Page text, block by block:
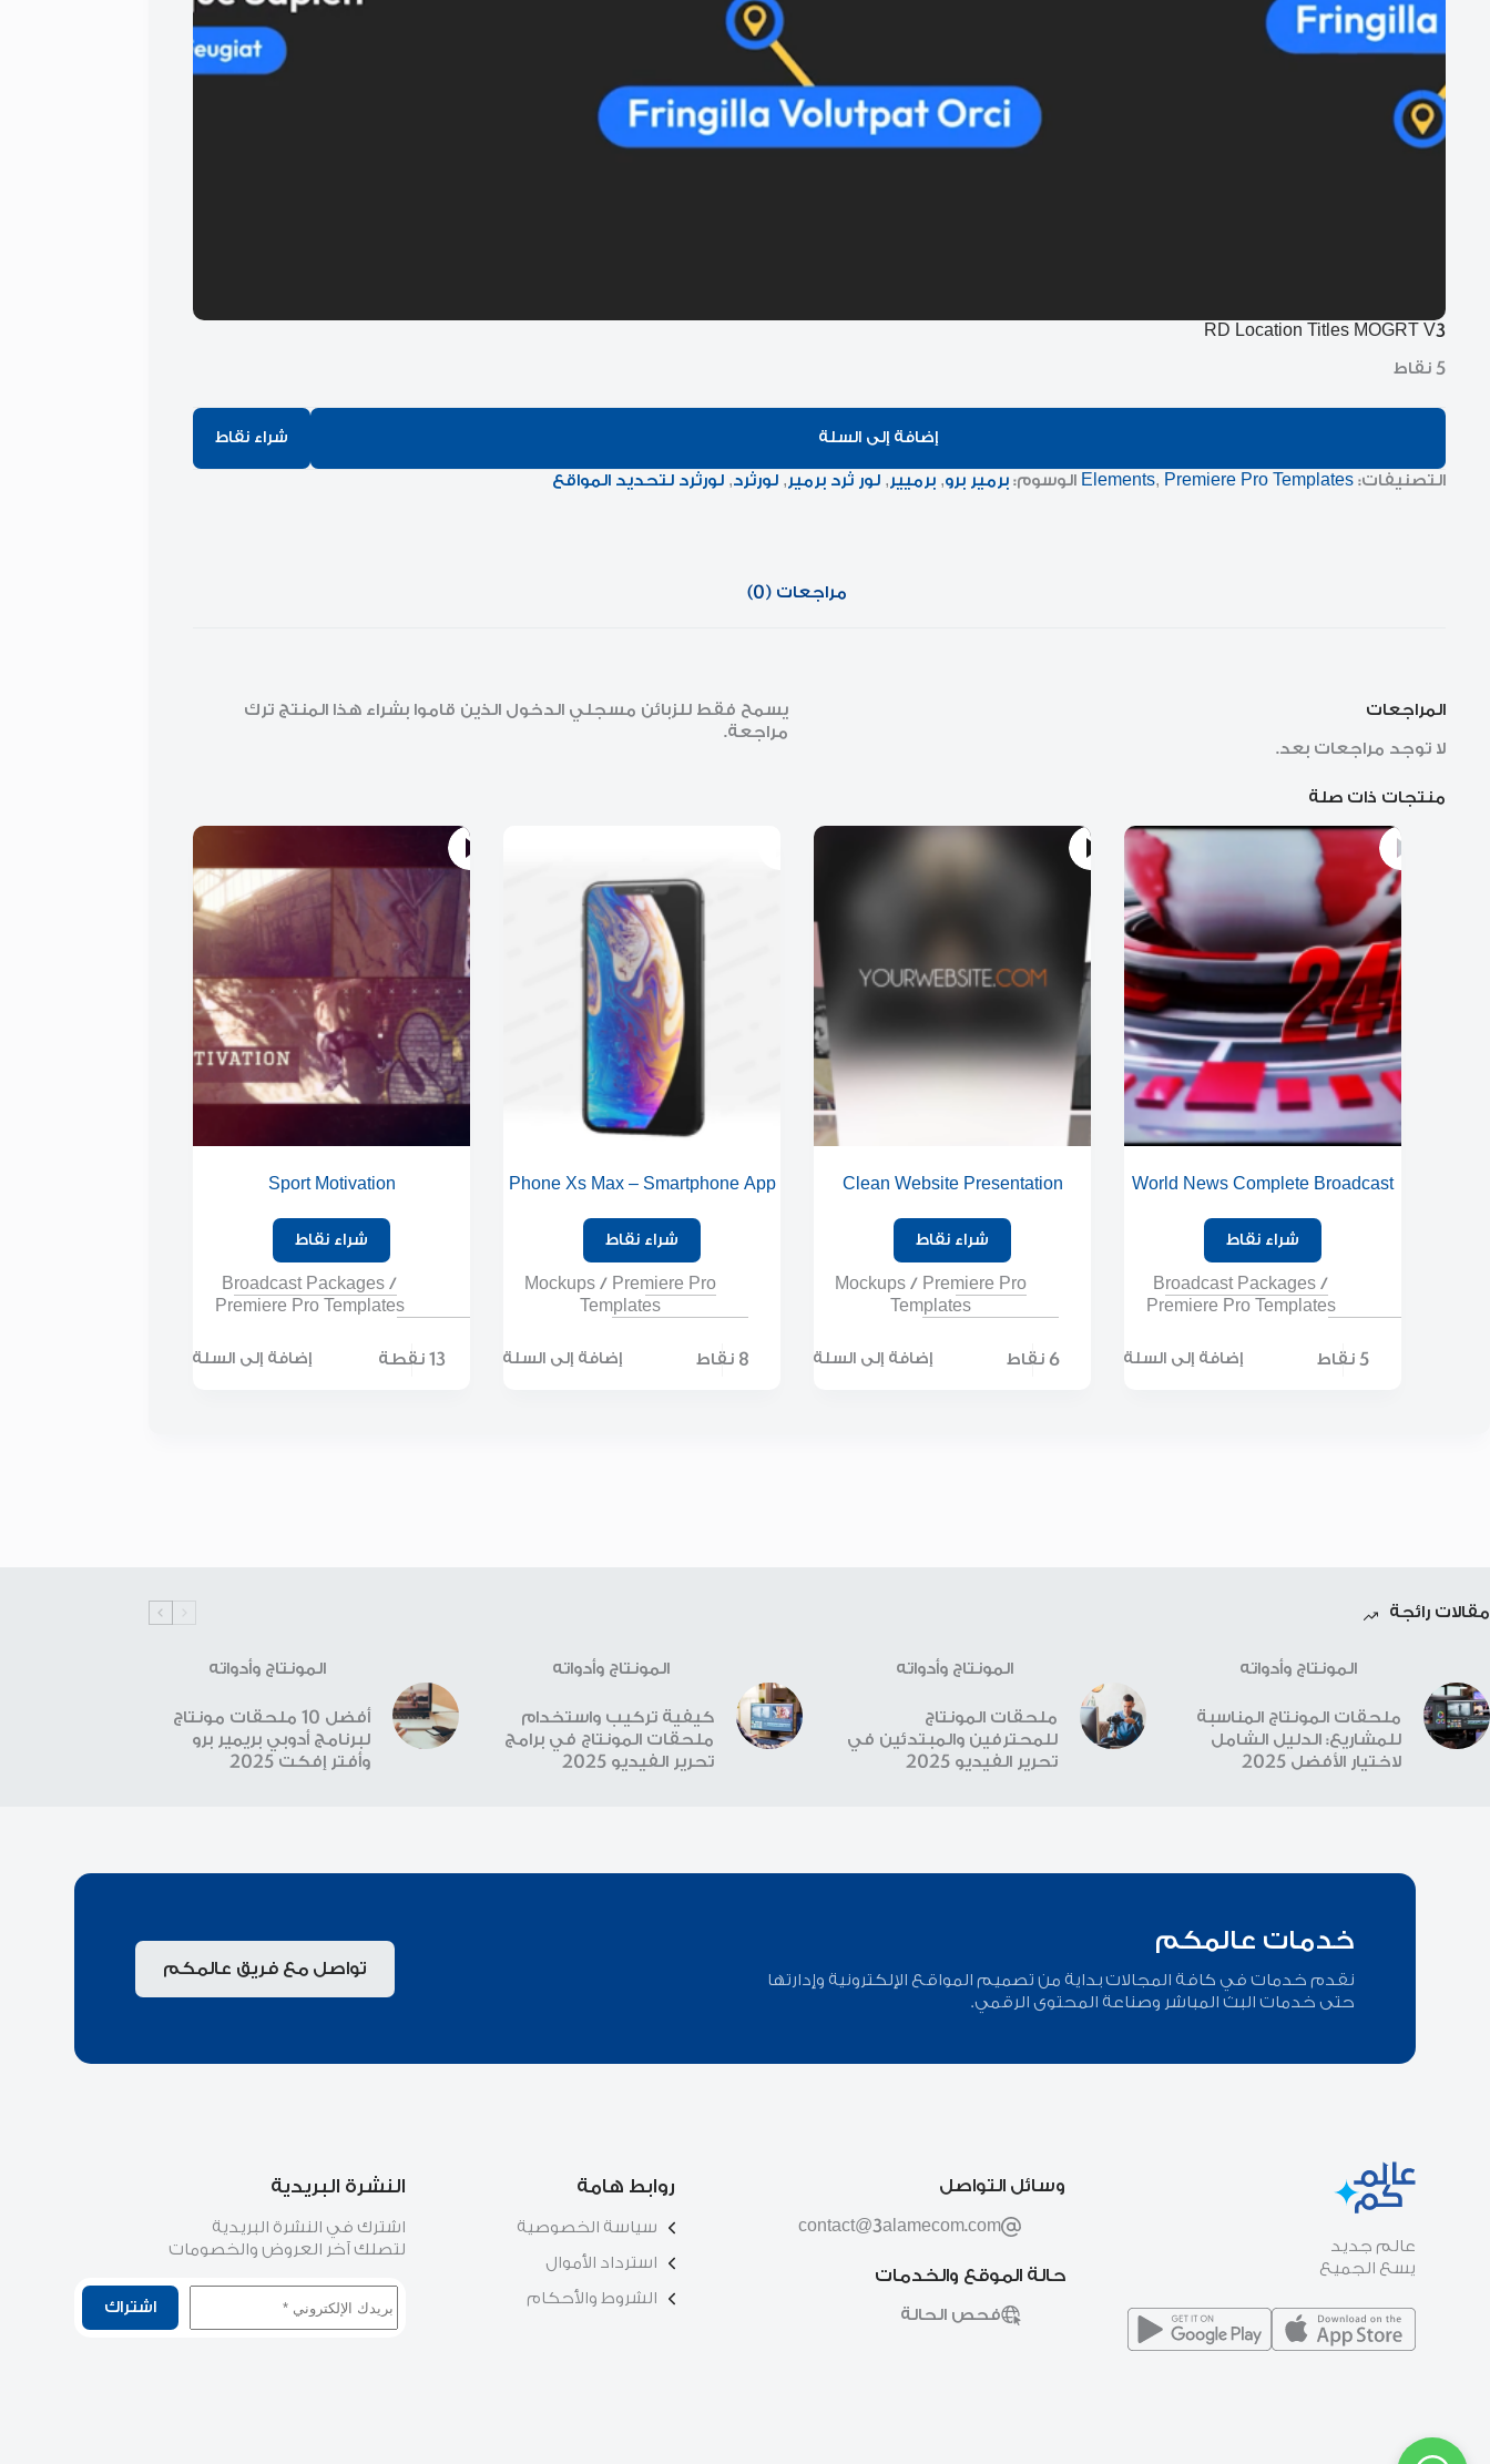
RD Location Titles MOGRT V3
5 نقاط
إضافة إلى السلة شراء نقاط
التصنيفات: Elements, Premiere Pro Templates الوسوم: برمير برو, برميير, لور ثرد برمير, لورثرد, لورثرد لتحديد المواقع
مراجعات (0)
المراجعات
لا توجد مراجعات بعد.
يسمح فقط للزبائن مسجلي الدخول الذين قاموا بشراء هذا المنتج ترك
مراجعة.
منتجات ذات صلة
World News Complete Broadcast
شراء نقاط
Broadcast Packages /
Premiere Pro Templates
5 نقاط إضافة إلى السلة
Clean Website Presentation
شراء نقاط
Mockups/ Premiere Pro
Templates
6 نقاط إضافة إلى السلة
Phone Xs Max – Smartphone App
شراء نقاط
Mockups/ Premiere Pro
Templates
8 نقاط إضافة إلى السلة
Sport Motivation
شراء نقاط
Broadcast Packages /
Premiere Pro Templates
13 نقطة إضافة إلى السلة
مقالات رائجة
المونتاج وأدواته
ملحقات المونتاج المناسبة
للمشاريع: الدليل الشامل
لاختيار الأفضل 2025
المونتاج وأدواته
ملحقات المونتاج
للمحترفين والمبتدئين في
تحرير الفيديو 2025
المونتاج وأدواته
كيفية تركيب واستخدام
ملحقات المونتاج في برامج
تحرير الفيديو 2025
المونتاج وأدواته
أفضل 10 ملحقات مونتاج
لبرنامج أدوبي بريمير برو
وأفتر إفكت 2025
خدمات عالمكم
نقدم خدمات في كافة المجالات بداية من تصميم المواقع الإلكترونية وإدارتها
حتى خدمات البث المباشر وصناعة المحتوى الرقمي.
تواصل مع فريق عالمكم
عالم جديد
يسع الجميع
وسائل التواصل
contact@3alamecom.com
حالة الموقع والخدمات
فحص الحالة
روابط هامة
سياسة الخصوصية
استرداد الأموال
الشروط والأحكام
النشرة البريدية
اشترك في النشرة البريدية
لتصلك آخر العروض والخصومات
اشتراك